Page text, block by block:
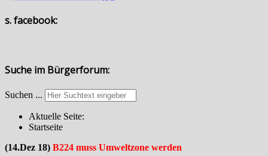
s. facebook:
Suche im Bürgerforum:
Suchen ...
Aktuelle Seite:
Startseite
(14.Dez 18) B224 muss Umweltzone werden